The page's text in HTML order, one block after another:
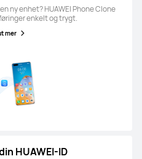
ny enhet? HUAWEI Phone Clone
enkelt og trygt.
mer
HUAWEI-ID